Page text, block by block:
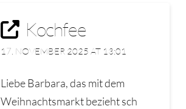
Kochfee
17. NOVEMBER 2025 AT 13:01
Liebe Barbara, das mit dem
Weihnachtsmarkt bezieht sch